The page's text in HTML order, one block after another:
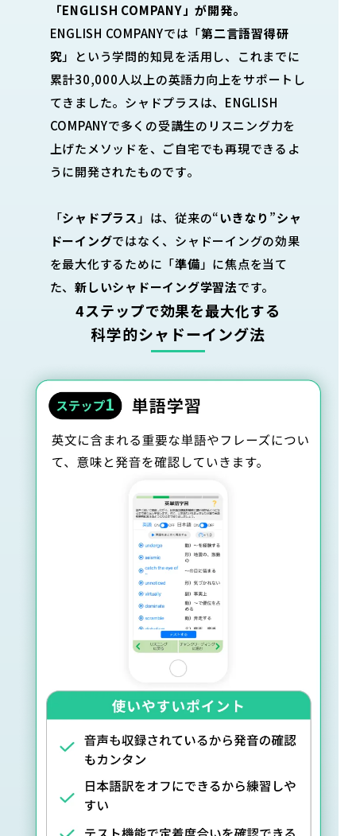
「ENGLISH COMPANY」が開発。
ENGLISH COMPANYでは「第二言語習得研
究」という学問的知見を活用し、これまでに
累計30,000人以上の英語力向上をサポートし
てきました。シャドプラスは、ENGLISH
COMPANYで多くの受講生のリスニング力を
上げたメソッドを、ご自宅でも再現できるよ
うに開発されたものです。
「シャドプラス 」は、従来の“いきなり ”シャ
ドーイングではなく、シャドーイングの効果
を最大化するために「準備 」に焦点を当て
た、新しいシャドーイング学習法です。
4ステップで効果を最大化する
科学的シャドーイング法